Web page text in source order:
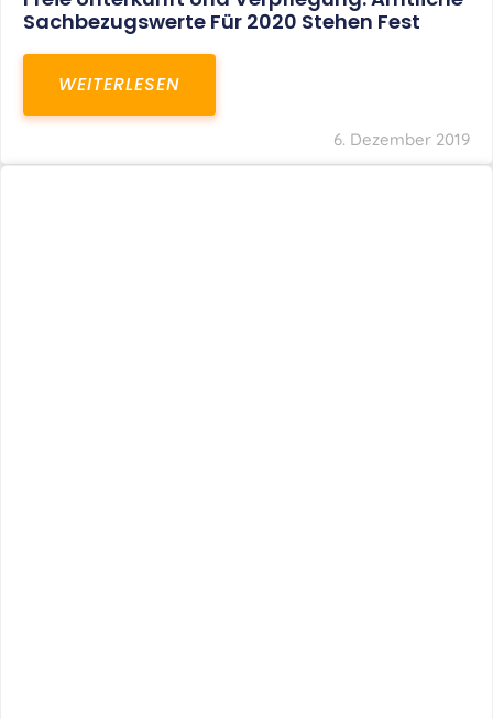
Sachbezugswerte Für 2020 Stehen Fest
WEITERLESEN
6. Dezember 2019